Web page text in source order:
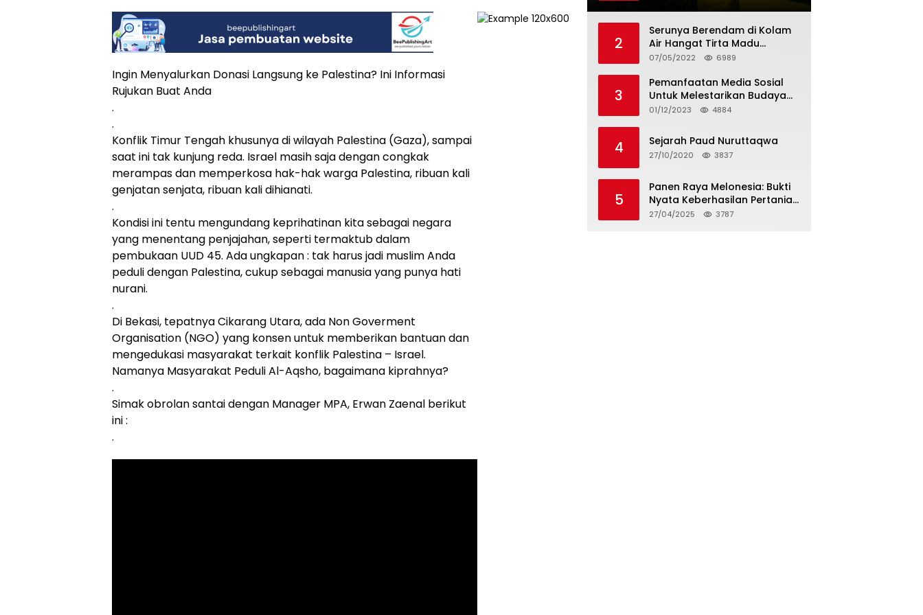
Ingin Menyalurkan Donasi Langsung ke Palestina? Ini Informasi
Rujukan Buat Anda
.
.
Konflik Timur Tengah khusunya di wilayah Palestina (Gaza), sampai
saat ini tak kunjung reda. Israel masih saja dengan congkak
merampas dan memperkosa hak-hak warga Palestina, ribuan kali
genjatan senjata, ribuan kali dihianati.
.
Kondisi ini tentu mengundang keprihatinan kita sebagai negara
yang menentang penjajahan, seperti termaktub dalam
pembukaan UUD 45. Ada ungkapan : tak harus jadi muslim Anda
peduli dengan Palestina, cukup sebagai manusia yang punya hati
nurani.
.
Di Bekasi, tepatnya Cikarang Utara, ada Non Goverment
Organisation (NGO) yang konsen untuk memberikan bantuan dan
mengedukasi masyarakat terkait konflik Palestina – Israel.
Namanya Masyarakat Peduli Al-Aqsho, bagaimana kiprahnya?
.
Simak obrolan santai dengan Manager MPA, Erwan Zaenal berikut
ini :
.
2
Serunya Berendam di Kolam
Air Hangat Tirta Madu
Barokah
07/05/2022 6989
3
Pemanfaatan Media Sosial
Untuk Melestarikan Budaya
Lokal
01/12/2023 4884
4 Sejarah Paud Nuruttaqwa
27/10/2020 3837
5
Panen Raya Melonesia: Bukti
Nyata Keberhasilan Pertanian
Modern di Kabupaten Bekasi
27/04/2025 3787